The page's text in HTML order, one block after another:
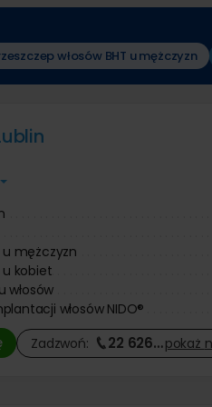
Operacje i leczenie
Pozostałe kategorie
Chirurgia szczękowa
Operacja zmiany płci
kategorie
Chirurg onkolog
Onkolog kliniczny
Trycholog
włosów BHT u mężczyzn
u mężczyzn
u kobiet
włosów
włosów NIDO®
Zadzwoń: 22 626…pokaż